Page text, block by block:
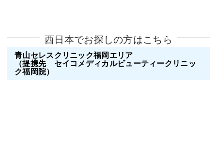
西日本でお探しの方はこちら
青山セレスクリニック福岡エリア
（提携先 セイコメディカルビューティークリニッ
ク福岡院）